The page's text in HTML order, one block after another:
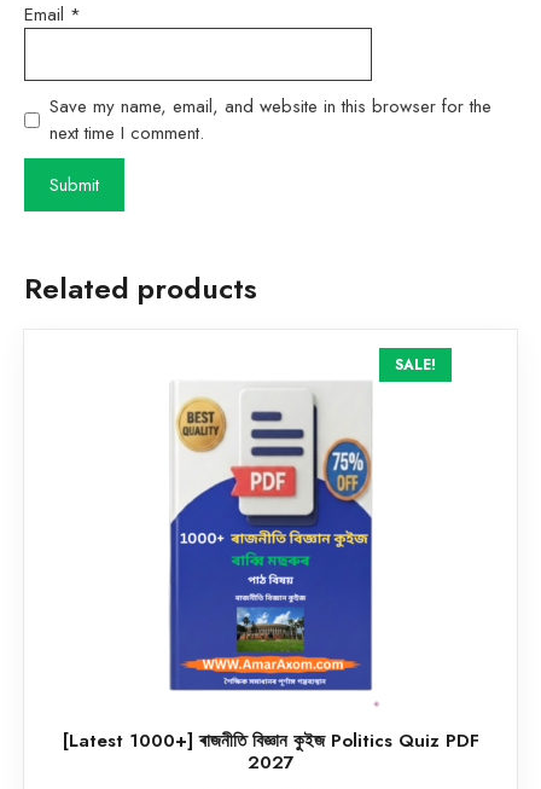
Email *
Save my name, email, and website in this browser for the
next time I comment.
Related products
SALE!
[Latest 1000+] ৰাজনীতি বিজ্ঞান কুইজ Politics Quiz PDF
2027